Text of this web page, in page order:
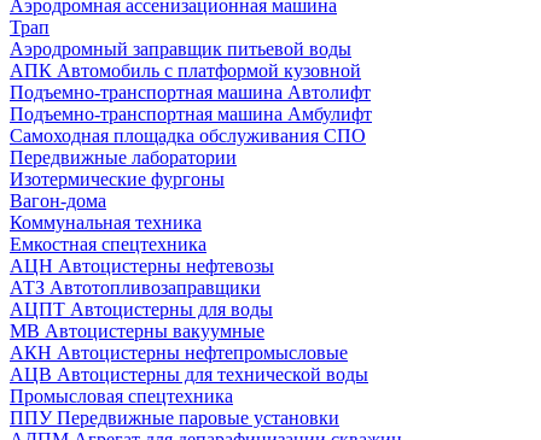
Аэродромная ассенизационная машина
Трап
Аэродромный заправщик питьевой воды
АПК Автомобиль с платформой кузовной
Подъемно-транспортная машина Автолифт
Подъемно-транспортная машина Амбулифт
Самоходная площадка обслуживания СПО
Передвижные лаборатории
Изотермические фургоны
Вагон-дома
Коммунальная техника
Емкостная спецтехника
АЦН Автоцистерны нефтевозы
АТЗ Автотопливозаправщики
АЦПТ Автоцистерны для воды
МВ Автоцистерны вакуумные
АКН Автоцистерны нефтепромысловые
АЦВ Автоцистерны для технической воды
Промысловая спецтехника
ППУ Передвижные паровые установки